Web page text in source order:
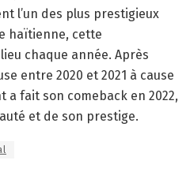
l’un des plus prestigieux
haïtienne, cette
chaque année. Après
entre 2020 et 2021 à cause
a fait son comeback en 2022,
et de son prestige.